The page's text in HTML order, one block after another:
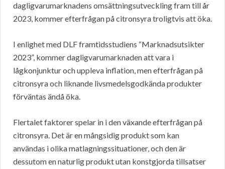
dagligvarumarknadens omsättningsutveckling fram till år
2023, kommer efterfrågan på citronsyra troligtvis att öka.
I enlighet med DLF framtidsstudiens “Marknadsutsikter
2023”, kommer dagligvarumarknaden att vara i
lågkonjunktur och uppleva inflation, men efterfrågan på
citronsyra och liknande livsmedelsgodkända produkter
förväntas ändå öka.
Flertalet faktorer spelar in i den växande efterfrågan på
citronsyra. Det är en mångsidig produkt som kan
användas i olika matlagningssituationer, och den är
dessutom en naturlig produkt utan konstgjorda tillsatser